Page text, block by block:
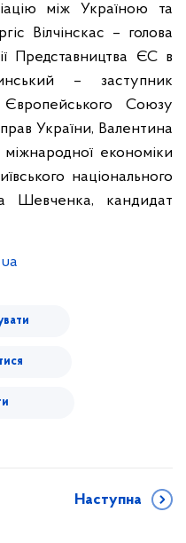
між Україною та
Вілчінскас – голова
Представництва ЄС в
– заступник
Союзу
України, Валентина
економіки
національного
Шевченка, кандидат
Наступна